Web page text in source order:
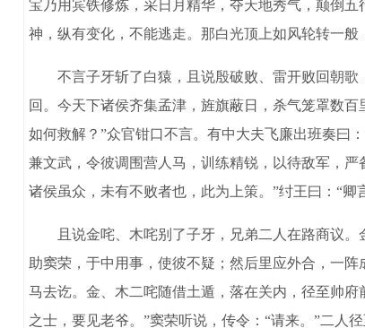
宝乃用宾铁修炼，采日月精华，夺天地秀气，颠倒
神，纵有变化，不能逃走。那白光顶上如风轮转一
不言子牙斩了白猿，且说殷破败、雷开败回朝歌
回。今天下诸侯齐集孟津，旌旗蔽日，杀气笼罩数
如何救解？”众官钳口不言。有中大夫飞廉出班奏曰
兼文武，令彼调围营人马，训练精锐，以待敌军，
诸侯虽众，未有不败者也，此为上策。”纣王曰：“
且说金咤、木咤别了子牙，兄弟二人在路商议。
助窦荣，于中用事，使彼不疑；然后里应外合，一
马去讫。金、木二咤随借土遁，落在关内，径至帅
之士，要见老爷。”窦荣听说，传令：“请来。”二人